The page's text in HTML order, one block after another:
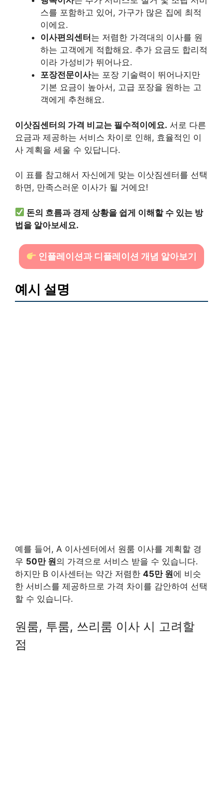
스를 포함하고 있어, 가구가 많은 집에 최적
이에요.
이사편의센터 는 저렴한 가격대의 이사를 원
하는 고객에게 적합해요. 추가 요금도 합리적
이라 가성비가 뛰어나요.
포장전문이사는 포장 기술력이 뛰어나지만
기본 요금이 높아서, 고급 포장을 원하는 고
객에게 추천해요.
이삿짐센터의 가격 비교는 필수적이에요. 서로 다른
요금과 제공하는 서비스 차이로 인해, 효율적인 이
사 계획을 세울 수 있답니다.
이 표를 참고해서 자신에게 맞는 이삿짐센터를 선택
하면, 만족스러운 이사가 될 거에요!
돈의 흐름과 경제 상황을 쉽게 이해할 수 있는 방
법을 알아보세요.
인플레이션과 디플레이션 개념 알아보기
예시 설명
예를 들어, A 이사센터에서 원룸 이사를 계획할 경
우 50만 원의 가격으로 서비스 받을 수 있습니다.
하지만 B 이사센터는 약간 저렴한 45만 원에 비슷
한 서비스를 제공하므로 가격 차이를 감안하여 선택
할 수 있습니다.
원룸, 투룸, 쓰리룸 이사 시 고려할
점